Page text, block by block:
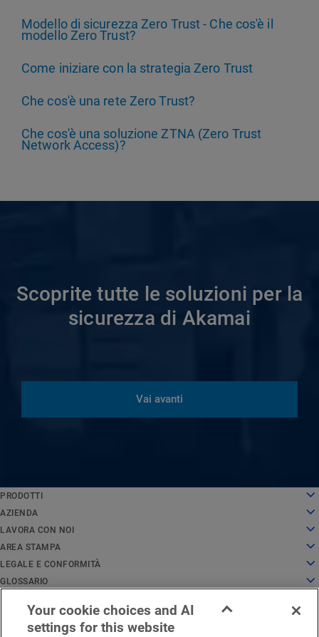
Modello di sicurezza Zero Trust - Che cos'è il
modello Zero Trust?
Come iniziare con la strategia Zero Trust
Che cos'è una rete Zero Trust?
Che cos'è una soluzione ZTNA (Zero Trust
Network Access)?
Scoprite tutte le soluzioni per la
sicurezza di Akamai
Vai avanti
PRODOTTI
Cloud computing
Sicurezza
Delivery dei contenuti
Tutti i prodotti e le versioni di prova
Servizi globali
AZIENDA
Chi siamo
La nostra storia
Dirigenza
Riconoscimenti
Consiglio di amministrazione
Infrastruttura per l'innovazione
Relazioni con gli investitori
LAVORA CON NOI
Lavora con noi
Lavorare in Akamai
Studenti e neolaureati
Ambiente di lavoro inclusivo
Cerca opportunità di lavoro
Blog cultura
AREA STAMPA
Area stampa
Comunicati stampa
Notizie
Risorse per i media
LEGALE E CONFORMITÀ
Note legali
Conformità agli standard di sicurezza delle informazioni
Privacy Trust Center
Dichiarazione sulla privacy
GLOSSARIO
Che cos'è la sicurezza delle API?
Che cos'è una CDN?
Che cos'è il cloud computing?
Note legali EMEAStato dei serviziContattateci
Italiano
English
Deutsch
Español
Français
Italiano
Português
中文
日本語Your cookie choices and AI
settings for this website